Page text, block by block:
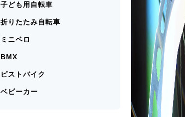
子ども用自転車
折りたたみ自転車
ミニベロ
BMX
ピストバイク
ベビーカー